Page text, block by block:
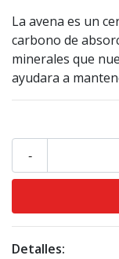
La avena es un
carbono de
minerales que
ayudara a
-
Detalles: